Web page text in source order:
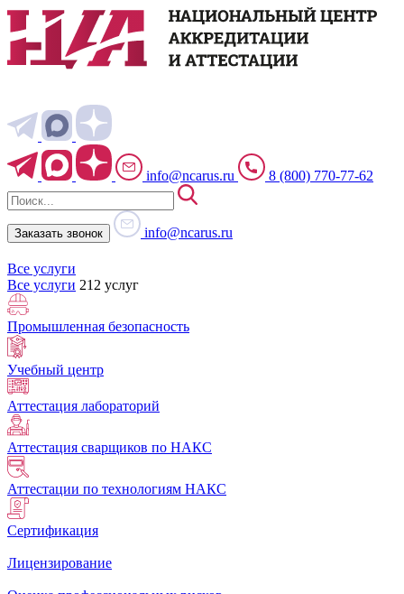
info@ncarus.ru 8 (800) 770-77-62
Заказать звонок info@ncarus.ru
Все услуги
Все услуги 212 услуг
Промышленная безопасность
Учебный центр
Аттестация лабораторий
Аттестация сварщиков по НАКС
Аттестации по технологиям НАКС
Сертификация
Лицензирование